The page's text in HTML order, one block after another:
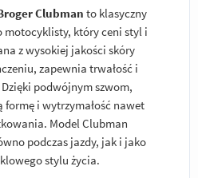
Clubman to klasyczny
motocyklisty, który ceni styl i
z wysokiej jakości skóry
zapewnia trwałość i
podwójnym szwom,
i wytrzymałość nawet
Model Clubman
podczas jazdy, jak i jako
stylu życia.